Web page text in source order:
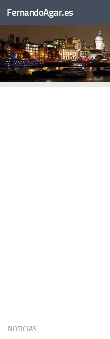
Saltar al contenido
FernandoAgar.es
NOTICIAS